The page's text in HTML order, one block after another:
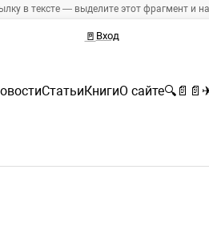
в тексте — выделите этот фрагмент и
🚪 Вход
СтатьиКнигиО сайте🔍 📄 📄